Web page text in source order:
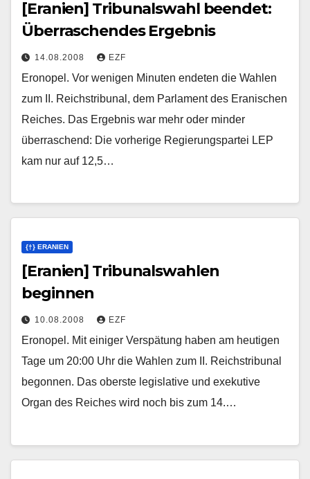
[Eranien] Tribunalswahl beendet:
Überraschendes Ergebnis
14.08.2008 EZF
Eronopel. Vor wenigen Minuten endeten die Wahlen
zum II. Reichstribunal, dem Parlament des Eranischen
Reiches. Das Ergebnis war mehr oder minder
überraschend: Die vorherige Regierungspartei LEP
kam nur auf 12,5…
{†} ERANIEN
[Eranien] Tribunalswahlen
beginnen
10.08.2008 EZF
Eronopel. Mit einiger Verspätung haben am heutigen
Tage um 20:00 Uhr die Wahlen zum II. Reichstribunal
begonnen. Das oberste legislative und exekutive
Organ des Reiches wird noch bis zum 14.…